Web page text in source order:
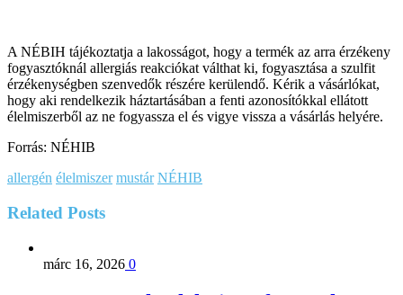
A NÉBIH tájékoztatja a lakosságot, hogy a termék az arra érzékeny
fogyasztóknál allergiás reakciókat válthat ki, fogyasztása a szulfit
érzékenységben szenvedők részére kerülendő. Kérik a vásárlókat,
hogy aki rendelkezik háztartásában a fenti azonosítókkal ellátott
élelmiszerből az ne fogyassza el és vigye vissza a vásárlás helyére.
Forrás: NÉHIB
allergén élelmiszer mustár NÉHIB
Related Posts
márc 16, 2026 0